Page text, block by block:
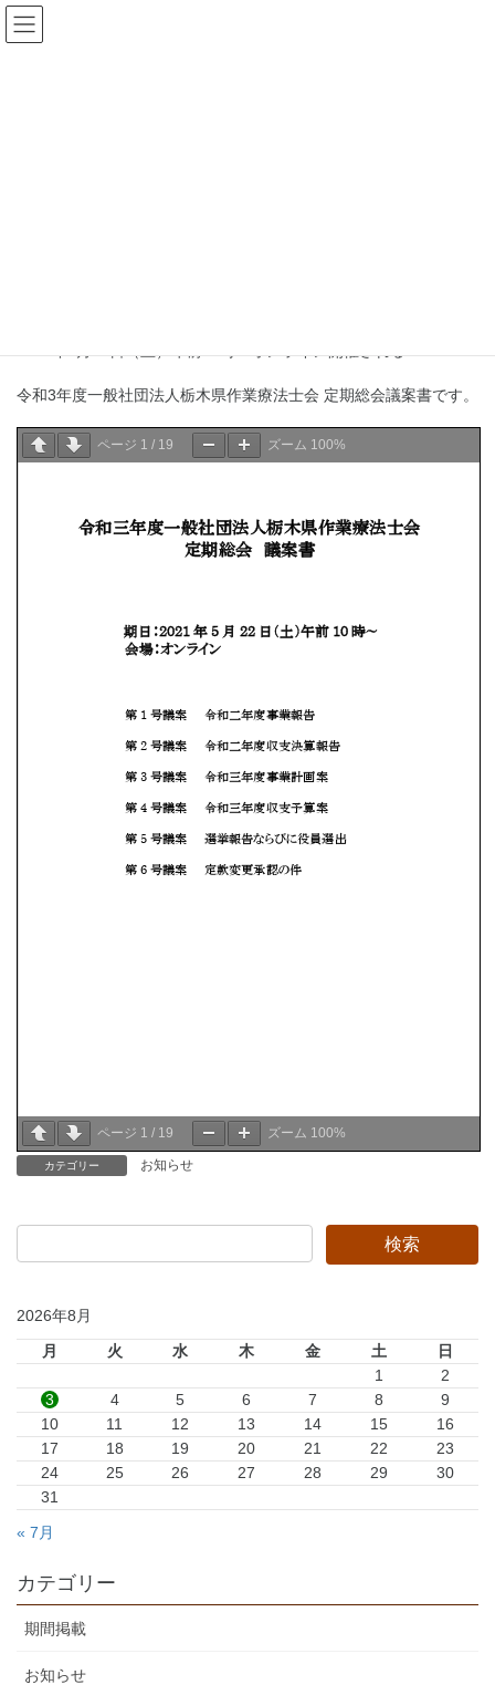
コ
ン
ナ
ビ
2021年5月22日（土）午前10時～オンライン開催される
令和3年度一般社団法人栃木県作業療法士会 定期総会議案書です。
ページ 1 / 19 ズーム 100%
ページ 1 / 19 ズーム 100%
カテゴリー お知らせ
2026年8月
月 火 水 木 金 土
日
1
2
3
4 5 6 7 8
9
10
11 12 13 14 15
16
17
18 19 20 21 22
23
24
25 26 27 28 29
30
31
« 7月
カテゴリー
期間掲載
お知らせ